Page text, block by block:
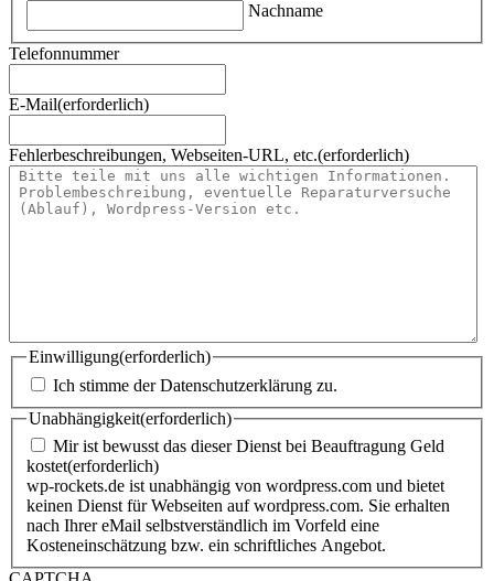
Nachname
Telefonnummer
E-Mail(erforderlich)
Fehlerbeschreibungen, Webseiten-URL, etc.(erforderlich)
Einwilligung(erforderlich)
Ich stimme der Datenschutzerklärung zu.
Unabhängigkeit(erforderlich)
Mir ist bewusst das dieser Dienst bei Beauftragung Geld
kostet(erforderlich)
wp-rockets.de ist unabhängig von wordpress.com und bietet
keinen Dienst für Webseiten auf wordpress.com. Sie erhalten
nach Ihrer eMail selbstverständlich im Vorfeld eine
Kosteneinschätzung bzw. ein schriftliches Angebot.